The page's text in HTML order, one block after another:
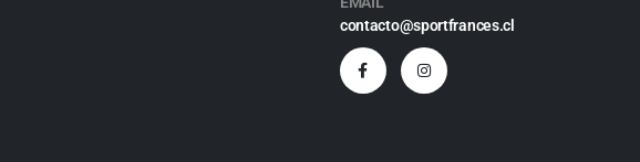
contacto@sportfrances.cl